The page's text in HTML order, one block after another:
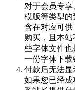
对于会员专
模版等类型
含在对应可
购买，且本
些字体文件
一份字体下载
付款后无法显
如果您已经